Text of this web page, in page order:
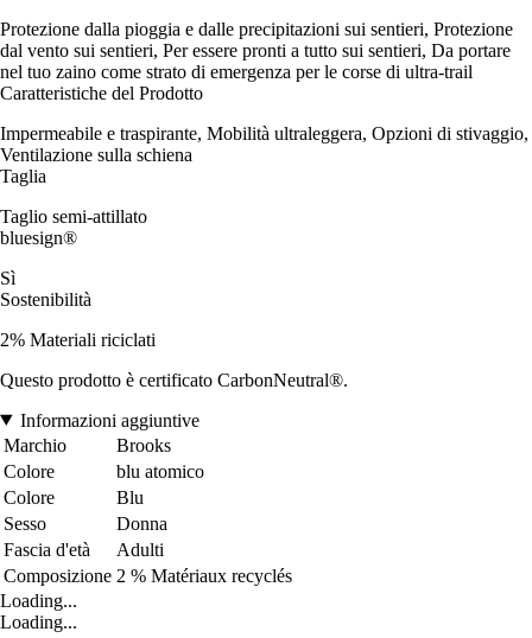
Protezione dalla pioggia e dalle precipitazioni sui sentieri, Protezione
dal vento sui sentieri, Per essere pronti a tutto sui sentieri, Da portare
nel tuo zaino come strato di emergenza per le corse di ultra-trail
Caratteristiche del Prodotto
Impermeabile e traspirante, Mobilità ultraleggera, Opzioni di stivaggio,
Ventilazione sulla schiena
Taglia
Taglio semi-attillato
bluesign®
Sì
Sostenibilità
2% Materiali riciclati
Questo prodotto è certificato CarbonNeutral®.
Informazioni aggiuntive
Marchio
Brooks
Colore
blu atomico
Colore
Blu
Sesso
Donna
Fascia d'età
Adulti
Composizione 2 % Matériaux recyclés
Loading...
Loading...